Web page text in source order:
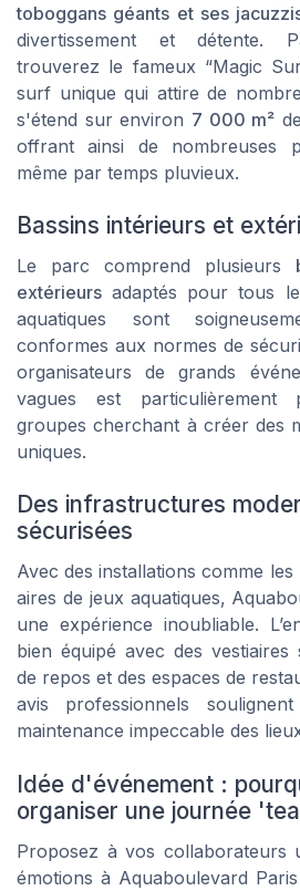
toboggans géants et ses
divertissement et détente.
trouverez le fameux “Magic
surf unique qui attire de
s'étend sur environ 7 000 m²
offrant ainsi de nombreuses
même par temps pluvieux.
Bassins intérieurs et
Le parc comprend plusieurs
extérieurs adaptés pour tous
aquatiques sont
conformes aux normes de
organisateurs de grands
vagues est
groupes cherchant à créer des
uniques.
Des infrastructures
sécurisées
Avec des installations comme les
aires de jeux aquatiques,
une expérience inoubliable.
bien équipé avec des vestiaires
de repos et des espaces de
avis professionnels
maintenance impeccable des
Idée d'événement :
organiser une journée
Proposez à vos collaborateurs
émotions à Aquaboulevard